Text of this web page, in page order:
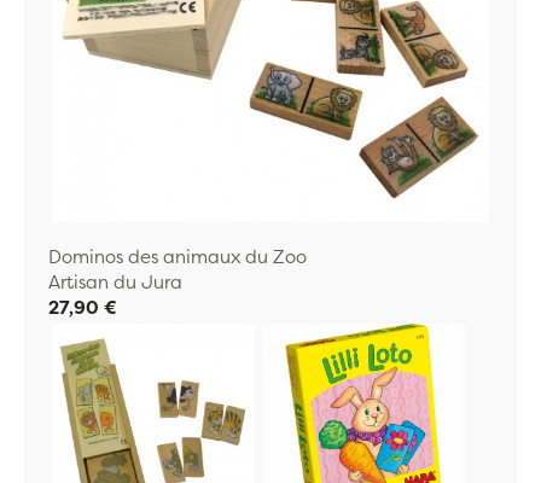
Dominos des animaux du Zoo
Artisan du Jura
27,90 €